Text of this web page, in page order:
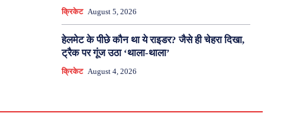
क्रिकेट August 5, 2026
हेलमेट के पीछे कौन था ये राइडर? जैसे ही चेहरा दिखा,
ट्रैक पर गूंज उठा ‘थाला-थाला’
क्रिकेट August 4, 2026